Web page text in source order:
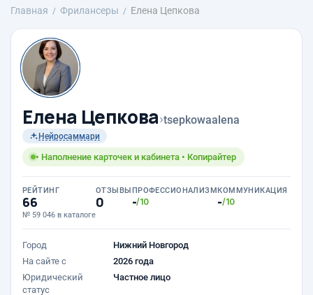
Главная Фрилансеры Елена Цепкова
Елена Цепкова›tsepkowaalena
Нейросаммари
• Наполнение карточек и кабинета • Копирайтер
РЕЙТИНГ
66
№ 59 046 в каталоге
ОТЗЫВЫ
0
ПРОФЕССИОНАЛИЗМ
-/10
КОММУНИКАЦИЯ
-/10
Город
Нижний Новгород
На сайте с
2026 года
Юридический
статус
Частное лицо